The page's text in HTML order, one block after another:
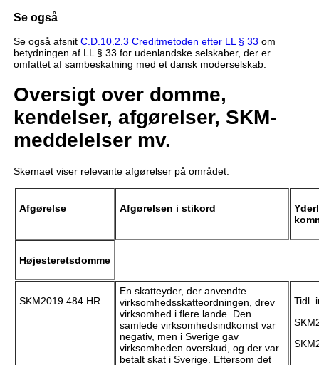
Se også
Se også afsnit C.D.10.2.3 Creditmetoden efter LL § 33 om
betydningen af LL § 33 for udenlandske selskaber, der er
omfattet af sambeskatning med et dansk moderselskab.
Oversigt over domme,
kendelser, afgørelser, SKM-
meddelelser mv.
Skemaet viser relevante afgørelser på området:
Afgørelse Afgørelsen i stikord
Højesteretsdomme
SKM2019.484.HR
En skatteyder, der anvendte
virksomhedsskatteordningen, drev
virksomhed i flere lande. Den
samlede virksomhedsindkomst var
negativ, men i Sverige gav
virksomheden overskud, og der var
betalt skat i Sverige. Eftersom det
Tidl.